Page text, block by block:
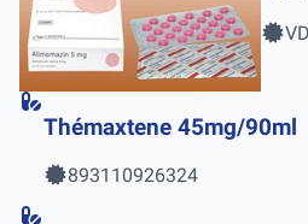
Thémaxtene 45mg/90ml
893110926324